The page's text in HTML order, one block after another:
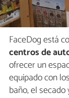
FaceDog está
centros de
ofrecer un
equipado con
baño, el